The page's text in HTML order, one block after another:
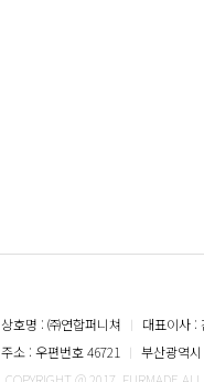
상호명 : ㈜연합퍼니쳐 ㅣ 대표이사 :
주소 : 우편번호 46721
ㅣ 부산광역